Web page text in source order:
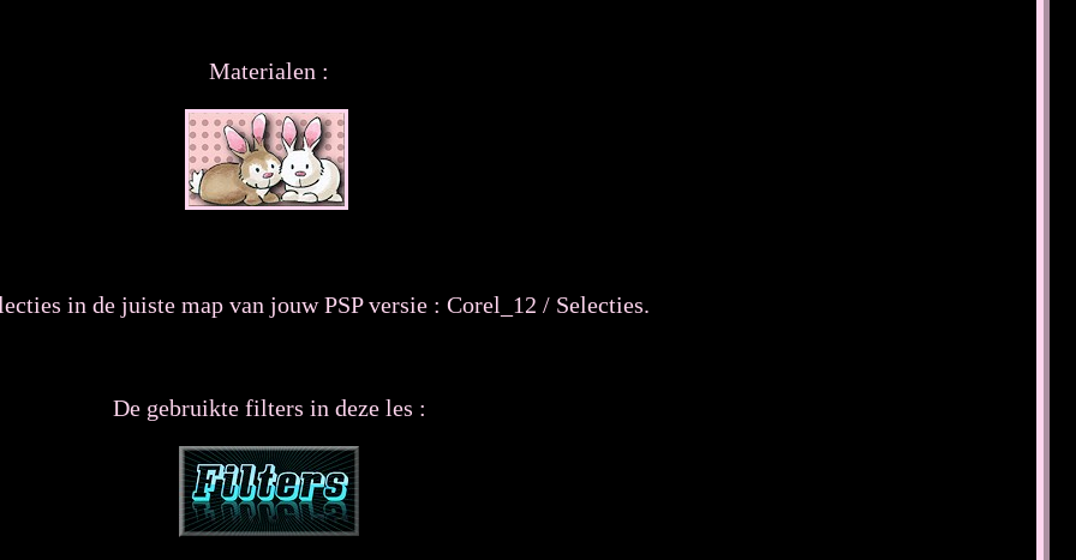
Materialen :
in de juiste map van jouw PSP versie : Corel_12 / Selecties.
De gebruikte filters in deze les :